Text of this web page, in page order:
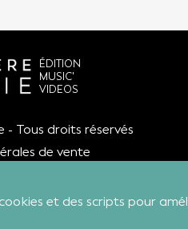
et des scripts pour
ÉDITION
MUSIC'
VIDEOS
- Tous droits réservés
de vente